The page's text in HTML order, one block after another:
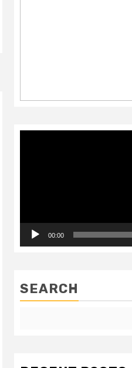
00:00
SEARCH